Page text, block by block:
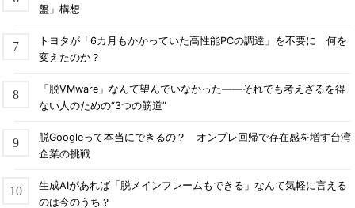
盤」構想
トヨタが「6カ月もかかっていた高性能PCの調達」を不要に 何を
変えたのか？
「脱VMware」なんて望んでいなかった――それでも考えざるを得
ない人のための“3つの筋道”
脱Googleって本当にできるの？ オンプレ回帰で存在感を増す台湾
企業の挑戦
生成AIがあれば「脱メインフレームもできる」なんて気軽に言える
のは今のうち？